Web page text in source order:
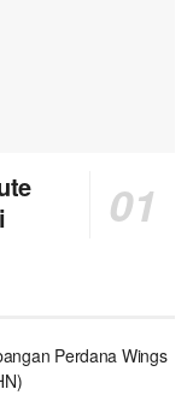
Perdana Wings